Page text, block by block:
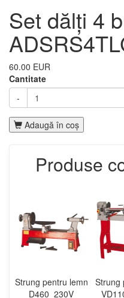
Set dălți 4
60.00 EUR
Cantitate
-
Adaugă în coş
Produse
Strung pentru lemn
D460_230V
Strung